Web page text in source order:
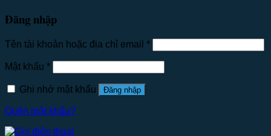
Đăng nhập
Tên tài khoản hoặc địa chỉ email *
Mật khẩu *
Ghi nhớ mật khẩu Đăng nhập
Quên mật khẩu?